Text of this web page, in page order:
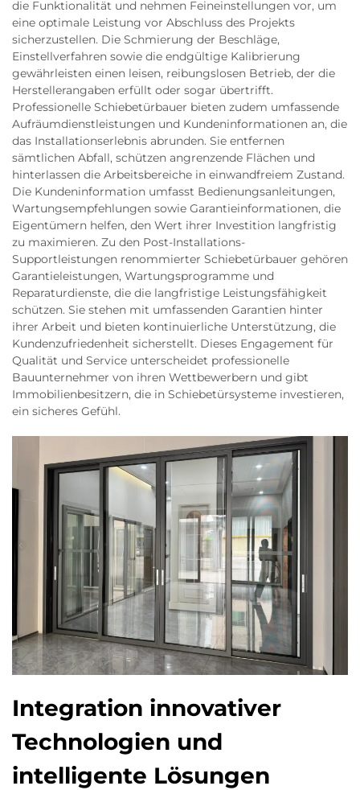
die Funktionalität und nehmen Feineinstellungen vor, um
eine optimale Leistung vor Abschluss des Projekts
sicherzustellen. Die Schmierung der Beschläge,
Einstellverfahren sowie die endgültige Kalibrierung
gewährleisten einen leisen, reibungslosen Betrieb, der die
Herstellerangaben erfüllt oder sogar übertrifft.
Professionelle Schiebetürbauer bieten zudem umfassende
Aufräumdienstleistungen und Kundeninformationen an, die
das Installationserlebnis abrunden. Sie entfernen
sämtlichen Abfall, schützen angrenzende Flächen und
hinterlassen die Arbeitsbereiche in einwandfreiem Zustand.
Die Kundeninformation umfasst Bedienungsanleitungen,
Wartungsempfehlungen sowie Garantieinformationen, die
Eigentümern helfen, den Wert ihrer Investition langfristig
zu maximieren. Zu den Post-Installations-
Supportleistungen renommierter Schiebetürbauer gehören
Garantieleistungen, Wartungsprogramme und
Reparaturdienste, die die langfristige Leistungsfähigkeit
schützen. Sie stehen mit umfassenden Garantien hinter
ihrer Arbeit und bieten kontinuierliche Unterstützung, die
Kundenzufriedenheit sicherstellt. Dieses Engagement für
Qualität und Service unterscheidet professionelle
Bauunternehmer von ihren Wettbewerbern und gibt
Immobilienbesitzern, die in Schiebetürsysteme investieren,
ein sicheres Gefühl.
Integration innovativer
Technologien und
intelligente Lösungen